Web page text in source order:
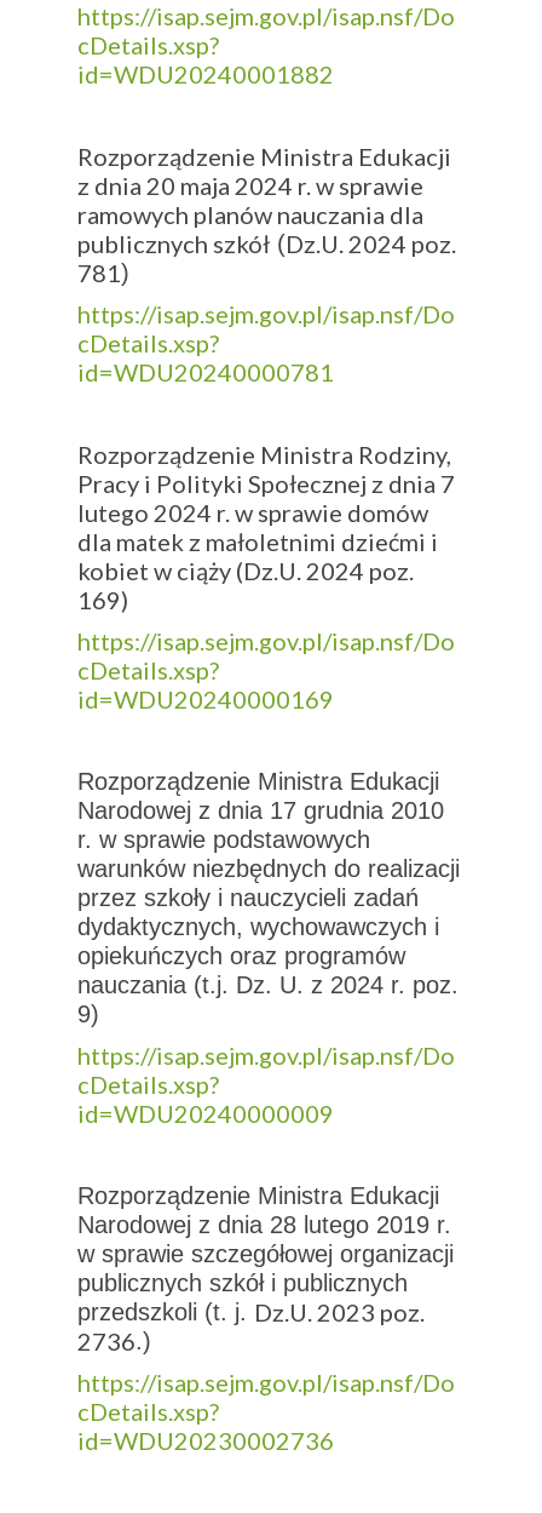
https://isap.sejm.gov.pl/isap.nsf/Do
cDetails.xsp?
id=WDU20240001882
Rozporządzenie Ministra Edukacji
z dnia 20 maja 2024 r. w sprawie
ramowych planów nauczania dla
publicznych szkół (Dz.U. 2024 poz.
781)
https://isap.sejm.gov.pl/isap.nsf/Do
cDetails.xsp?
id=WDU20240000781
Rozporządzenie Ministra Rodziny,
Pracy i Polityki Społecznej z dnia 7
lutego 2024 r. w sprawie domów
dla matek z małoletnimi dziećmi i
kobiet w ciąży (Dz.U. 2024 poz.
169)
https://isap.sejm.gov.pl/isap.nsf/Do
cDetails.xsp?
id=WDU20240000169
Rozporządzenie Ministra Edukacji
Narodowej z dnia 17 grudnia 2010
r. w sprawie podstawowych
warunków niezbędnych do realizacji
przez szkoły i nauczycieli zadań
dydaktycznych, wychowawczych i
opiekuńczych oraz programów
nauczania (t.j. Dz. U. z 2024 r. poz.
9)
https://isap.sejm.gov.pl/isap.nsf/Do
cDetails.xsp?
id=WDU20240000009
Rozporządzenie Ministra Edukacji
Narodowej z dnia 28 lutego 2019 r.
w sprawie szczegółowej organizacji
publicznych szkół i publicznych
przedszkoli (t. j. Dz.U. 2023 poz.
2736.)
https://isap.sejm.gov.pl/isap.nsf/Do
cDetails.xsp?
id=WDU20230002736